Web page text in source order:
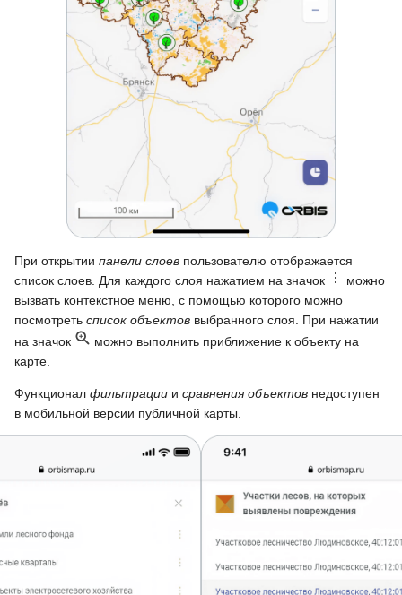
При открытии панели слоев пользователю отображается
список слоев. Для каждого слоя нажатием на значок
можно
вызвать контекстное меню, с помощью которого можно
посмотреть список объектов выбранного слоя. При нажатии
на значок
можно выполнить приближение к объекту на
карте.
Функционал фильтрации и сравнения объектов недоступен
в мобильной версии публичной карты.